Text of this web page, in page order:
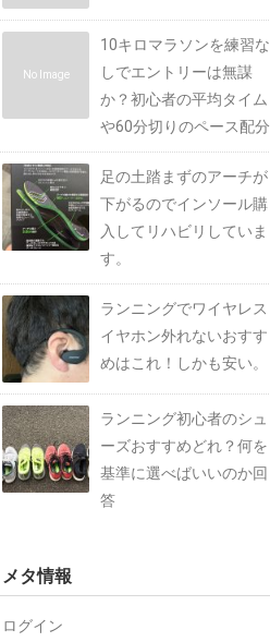
No Image
10キロマラソンを練習な
しでエントリーは無謀
か？初心者の平均タイム
や60分切りのペース配分
足の土踏まずのアーチが
下がるのでインソール購
入してリハビリしていま
す。
ランニングでワイヤレス
イヤホン外れないおすす
めはこれ！しかも安い。
ランニング初心者のシュ
ーズおすすめどれ？何を
基準に選べばいいのか回
答
メタ情報
ログイン